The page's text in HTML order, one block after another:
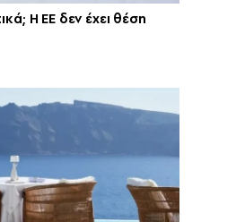
Η ΕΕ δεν έχει θέση